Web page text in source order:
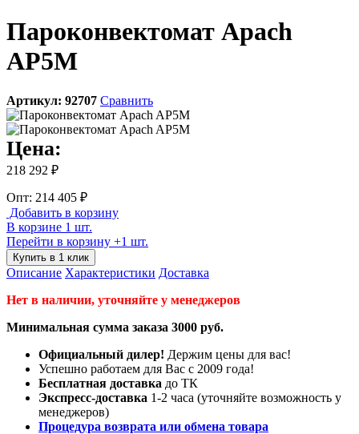
Пароконвектомат Apach
AP5M
Артикул: 92707 Сравнить
Цена:
218 292 ₽
Опт: 214 405 ₽
Добавить в корзину
В корзине 1 шт.
Перейти в корзину +1 шт.
Купить в 1 клик
Описание Характеристики Доставка
Нет в наличии, уточняйте у менеджеров
Минимальная сумма заказа 3000 руб.
Официальный дилер! Держим цены для вас!
Успешно работаем для Вас с 2009 года!
Бесплатная доставка до ТК
Экспресс-доставка 1-2 часа (уточняйте возможность у
менеджеров)
Процедура возврата или обмена товара